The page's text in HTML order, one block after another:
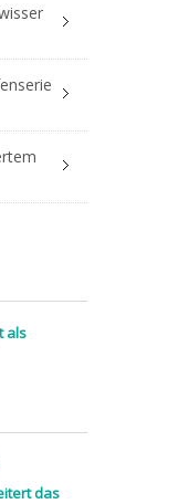
als
das